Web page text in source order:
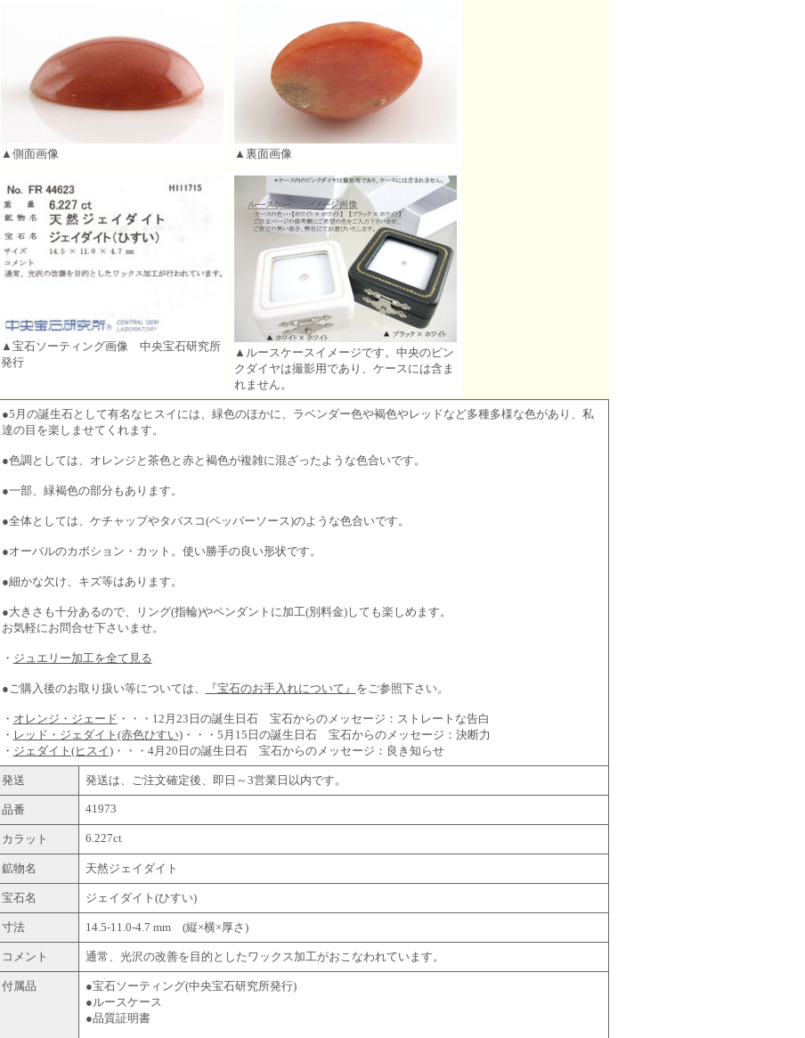
▲側面画像 ▲裏面画像
▲宝石ソーティング画像 中央宝石研究所
発行
▲ルースケースイメージです。中央のピン
クダイヤは撮影用であり、ケースには含ま
れません。
●5月の誕生石として有名なヒスイには、緑色のほかに、ラベンダー色や褐色やレッドなど多種多様な色があり、私
達の目を楽しませてくれます。
●色調としては、オレンジと茶色と赤と褐色が複雑に混ざったような色合いです。
●一部、緑褐色の部分もあります。
●全体としては、ケチャップやタバスコ(ペッパーソース)のような色合いです。
●オーバルのカボション・カット。使い勝手の良い形状です。
●細かな欠け、キズ等はあります。
●大きさも十分あるので、リング(指輪)やペンダントに加工(別料金)しても楽しめます。
お気軽にお問合せ下さいませ。
・ ジュエリー加工を全て見る
●ご購入後のお取り扱い等については、 『宝石のお手入れについて』 をご参照下さい。
・ オレンジ・ジェード ・・・12月23日の誕生日石 宝石からのメッセージ：ストレートな告白
・ レッド・ジェダイト(赤色ひすい)・・・5月15日の誕生日石 宝石からのメッセージ：決断力
・ ジェダイト(ヒスイ)・・・4月20日の誕生日石 宝石からのメッセージ：良き知らせ
発送 発送は、ご注文確定後、即日～3営業日以内です。
品番 41973
カラット 6.227ct
鉱物名 天然ジェイダイト
宝石名 ジェイダイト(ひすい)
寸法 14.5-11.0-4.7 mm (縦×横×厚さ)
コメント 通常、光沢の改善を目的としたワックス加工がおこなわれています。
付属品
●宝石ソーティング(中央宝石研究所発行)
●ルースケース
●品質証明書